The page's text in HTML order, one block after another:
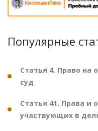
Популярные
Статья 4. Право
суд
Статья 41. Права и
участвующих в